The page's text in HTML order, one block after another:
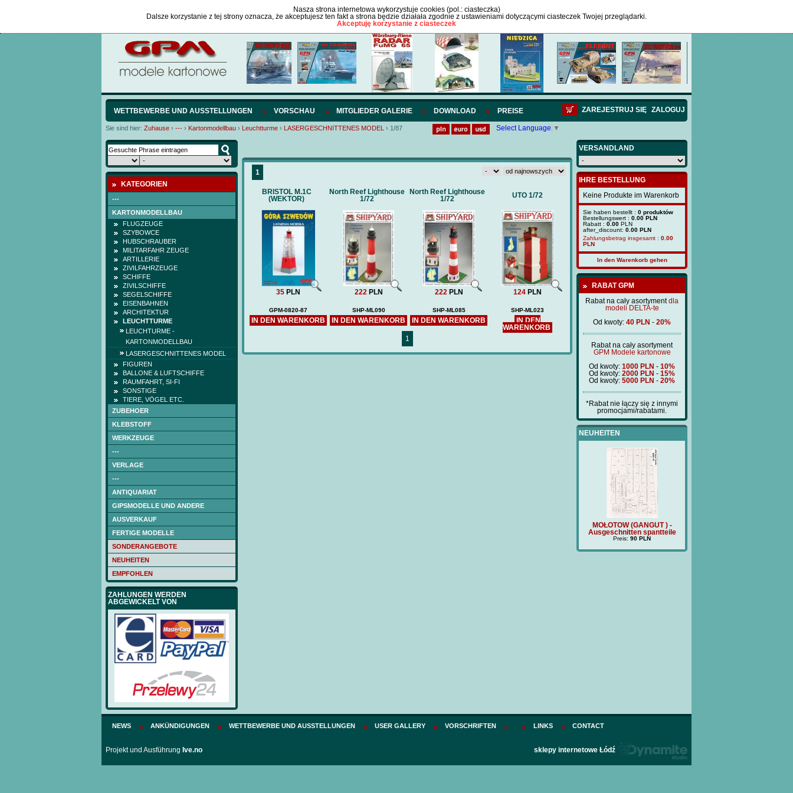
Nasza strona internetowa wykorzystuje cookies (pol.: ciasteczka)
Dalsze korzystanie z tej strony oznacza, że akceptujesz ten fakt a strona będzie działała zgodnie z ustawieniami dotyczącymi ciasteczek Twojej przeglądarki.
Akceptuję korzystanie z ciasteczek
WETTBEWERBE UND AUSSTELLUNGEN VORSCHAU MITGLIEDER GALERIE DOWNLOAD PREISE ZALOGUJ
ZAREJESTRUJ SIĘ
Sie sind hier: Zuhause › --- › Kartonmodellbau › Leuchtturme › LASERGESCHNITTENES MODEL › 1/87 Select Language ▼
KATEGORIEN
---
KARTONMODELLBAU
FLUGZEUGE
SZYBOWCE
HUBSCHRAUBER
MILITARFAHR ZEUGE
ARTILLERIE
ZIVILFAHRZEUGE
SCHIFFE
ZIVILSCHIFFE
SEGELSCHIFFE
EISENBAHNEN
ARCHITEKTUR
LEUCHTTURME
LEUCHTURME -
KARTONMODELLBAU
LASERGESCHNITTENES MODEL
FIGUREN
BALLONE & LUFTSCHIFFE
RAUMFAHRT, SI-FI
SONSTIGE
TIERE, VÖGEL ETC.
ZUBEHOER
KLEBSTOFF
WERKZEUGE
---
VERLAGE
---
ANTIQUARIAT
GIPSMODELLE UND ANDERE
AUSVERKAUF
FERTIGE MODELLE
SONDERANGEBOTE
NEUHEITEN
EMPFOHLEN
ZAHLUNGEN WERDEN
ABGEWICKELT VON
1
BRISTOL M.1C
(WEKTOR)
35 PLN
GPM-0820-87
IN DEN WARENKORB
North Reef Lighthouse
1/72
222PLN
SHP-ML090
IN DEN WARENKORB
North Reef Lighthouse
1/72
222PLN
SHP-ML085
IN DEN WARENKORB
UTO 1/72
124 PLN
SHP-ML023
IN DEN
WARENKORB
1
VERSANDLAND
IHRE BESTELLUNG
Keine Produkte im Warenkorb
Sie haben bestellt : 0 produktów
Bestellungswert : 0.00 PLN
Rabatt : 0.00 PLN
after_discount: 0.00 PLN
Zahlungsbetrag insgesamt : 0.00
PLN
In den Warenkorb gehen
RABAT GPM
Rabat na cały asortymentdla
modeli DELTA-te
Od kwoty: 40 PLN - 20%
Rabat na cały asortyment
GPM Modele kartonowe
Od kwoty: 1000 PLN - 10%
Od kwoty: 2000 PLN - 15%
Od kwoty: 5000 PLN - 20%
*Rabat nie łączy się z innymi
promocjami/rabatami.
NEUHEITEN
MOŁOTOW (GANGUT ) -
Ausgeschnitten spantteile
Preis: 90 PLN
NEWS ANKÜNDIGUNGEN WETTBEWERBE UND AUSSTELLUNGEN USER GALLERY VORSCHRIFTEN LINKS CONTACT
Projekt und Ausführung Ive.no sklepy internetowe Łódź